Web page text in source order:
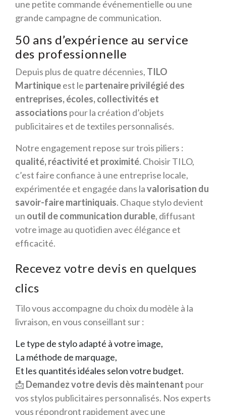
une petite commande événementielle ou une
grande campagne de communication.
50 ans d’expérience au service
des professionnelle
Depuis plus de quatre décennies, TILO
Martiniqueest le partenaire privilégié des
entreprises, écoles, collectivités et
associations pour la création d’objets
publicitaires et de textiles personnalisés.
Notre engagement repose sur trois piliers :
qualité, réactivité et proximité. Choisir TILO,
c’est faire confiance à une entreprise locale,
expérimentée et engagée dans lavalorisation du
savoir-faire martiniquais. Chaque stylo devient
un outil de communication durable, diffusant
votre image au quotidien avec élégance et
efficacité.
Recevez votre devis en quelques
clics
Tilo vous accompagne du choix du modèle à la
livraison, en vous conseillant sur :
Le type de stylo adapté à votre image,
La méthode de marquage,
Et les quantités idéales selon votre budget.
📩 Demandez votre devis dès maintenant pour
vos stylos publicitaires personnalisés. Nos experts
vous répondront rapidement avec une